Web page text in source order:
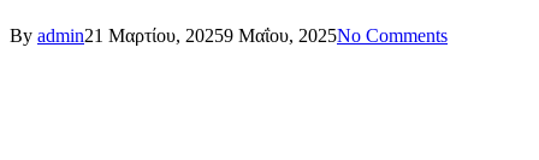
By admin21 Μαρτίου, 20259 Μαΐου, 2025No Comments